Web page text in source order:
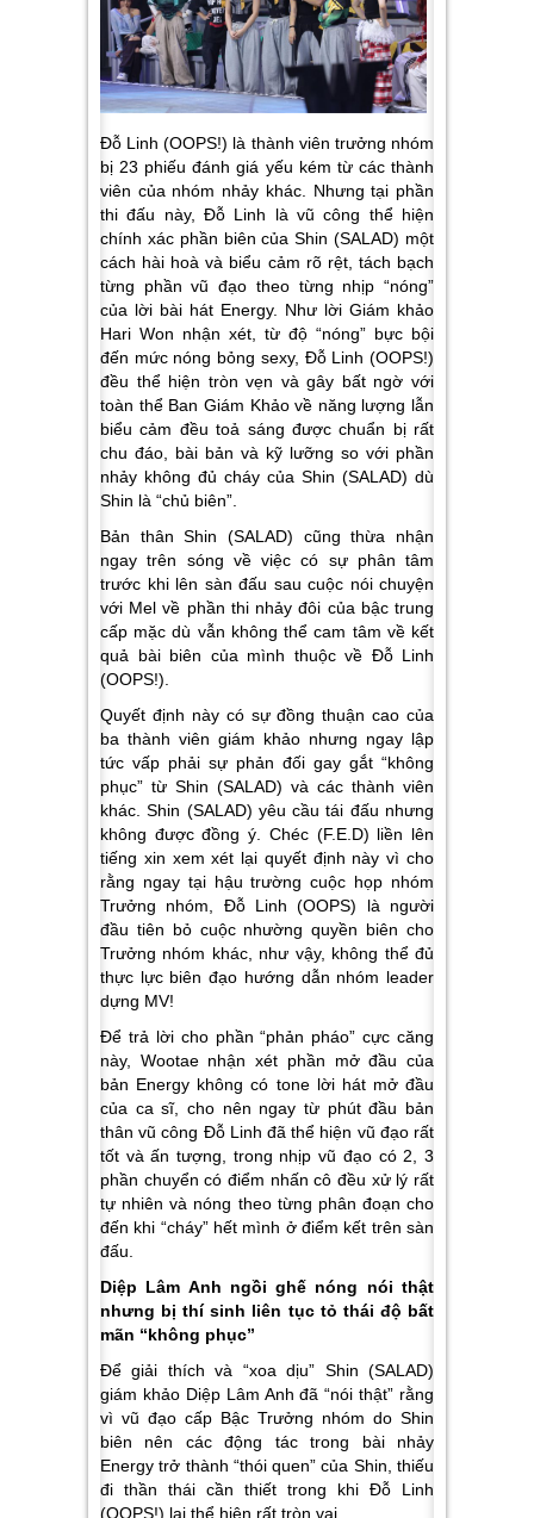
Đỗ Linh (OOPS!) là thành viên trưởng nhóm
bị 23 phiếu đánh giá yếu kém từ các thành
viên của nhóm nhảy khác. Nhưng tại phần
thi đấu này, Đỗ Linh là vũ công thể hiện
chính xác phần biên của Shin (SALAD) một
cách hài hoà và biểu cảm rõ rệt, tách bạch
từng phần vũ đạo theo từng nhịp “nóng”
của lời bài hát Energy. Như lời Giám khảo
Hari Won nhận xét, từ độ “nóng” bực bội
đến mức nóng bỏng sexy, Đỗ Linh (OOPS!)
đều thể hiện tròn vẹn và gây bất ngờ với
toàn thể Ban Giám Khảo về năng lượng lẫn
biểu cảm đều toả sáng được chuẩn bị rất
chu đáo, bài bản và kỹ lưỡng so với phần
nhảy không đủ cháy của Shin (SALAD) dù
Shin là “chủ biên”.
Bản thân Shin (SALAD) cũng thừa nhận
ngay trên sóng về việc có sự phân tâm
trước khi lên sàn đấu sau cuộc nói chuyện
với Mel về phần thi nhảy đôi của bậc trung
cấp mặc dù vẫn không thể cam tâm về kết
quả bài biên của mình thuộc về Đỗ Linh
(OOPS!).
Quyết định này có sự đồng thuận cao của
ba thành viên giám khảo nhưng ngay lập
tức vấp phải sự phản đối gay gắt “không
phục” từ Shin (SALAD) và các thành viên
khác. Shin (SALAD) yêu cầu tái đấu nhưng
không được đồng ý. Chéc (F.E.D) liền lên
tiếng xin xem xét lại quyết định này vì cho
rằng ngay tại hậu trường cuộc họp nhóm
Trưởng nhóm, Đỗ Linh (OOPS) là người
đầu tiên bỏ cuộc nhường quyền biên cho
Trưởng nhóm khác, như vậy, không thể đủ
thực lực biên đạo hướng dẫn nhóm leader
dựng MV!
Để trả lời cho phần “phản pháo” cực căng
này, Wootae nhận xét phần mở đầu của
bản Energy không có tone lời hát mở đầu
của ca sĩ, cho nên ngay từ phút đầu bản
thân vũ công Đỗ Linh đã thể hiện vũ đạo rất
tốt và ấn tượng, trong nhịp vũ đạo có 2, 3
phần chuyển có điểm nhấn cô đều xử lý rất
tự nhiên và nóng theo từng phân đoạn cho
đến khi “cháy” hết mình ở điểm kết trên sàn
đấu.
Diệp Lâm Anh ngồi ghế nóng nói thật
nhưng bị thí sinh liên tục tỏ thái độ bất
mãn “không phục”
Để giải thích và “xoa dịu” Shin (SALAD)
giám khảo Diệp Lâm Anh đã “nói thật” rằng
vì vũ đạo cấp Bậc Trưởng nhóm do Shin
biên nên các động tác trong bài nhảy
Energy trở thành “thói quen” của Shin, thiếu
đi thần thái cần thiết trong khi Đỗ Linh
(OOPS!) lại thể hiện rất tròn vai.